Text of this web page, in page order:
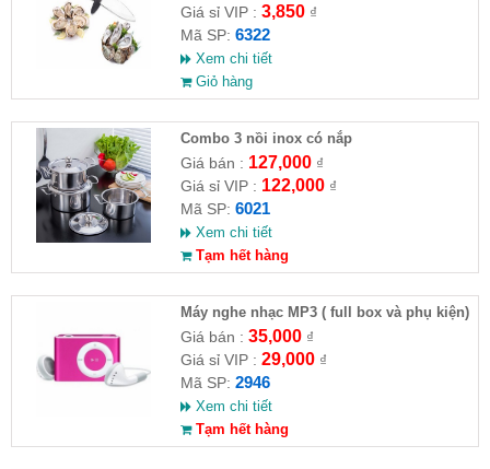
Giá sỉ VIP : 3,850₫
Mã SP: 6322
Xem chi tiết
Giỏ hàng
Combo 3 nồi inox có nắp
Giá bán : 127,000₫
Giá sỉ VIP : 122,000₫
Mã SP: 6021
Xem chi tiết
Tạm hết hàng
Máy nghe nhạc MP3 ( full box và phụ kiện)
Giá bán : 35,000₫
Giá sỉ VIP : 29,000₫
Mã SP: 2946
Xem chi tiết
Tạm hết hàng